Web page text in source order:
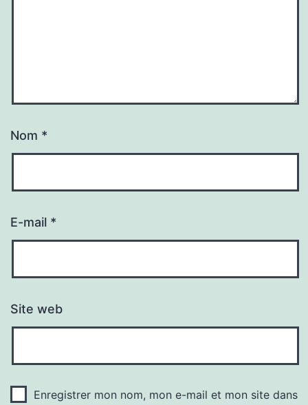
Nom *
E-mail *
Site web
Enregistrer mon nom, mon e-mail et mon site dans